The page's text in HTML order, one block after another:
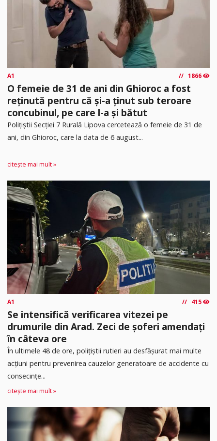
A1 1866
O femeie de 31 de ani din Ghioroc a fost
reținută pentru că și-a ținut sub teroare
concubinul, pe care l-a și bătut
​Polițiștii Secției 7 Rurală Lipova cercetează o femeie de 31 de
ani, din Ghioroc, care la data de 6 august...
citește mai mult »
A1 415
Se intensifică verificarea vitezei pe
drumurile din Arad. Zeci de șoferi amendați
în câteva ore
În ultimele 48 de ore, polițiștii rutieri au desfășurat mai multe
acțiuni pentru prevenirea cauzelor generatoare de accidente cu
consecințe...
citește mai mult »